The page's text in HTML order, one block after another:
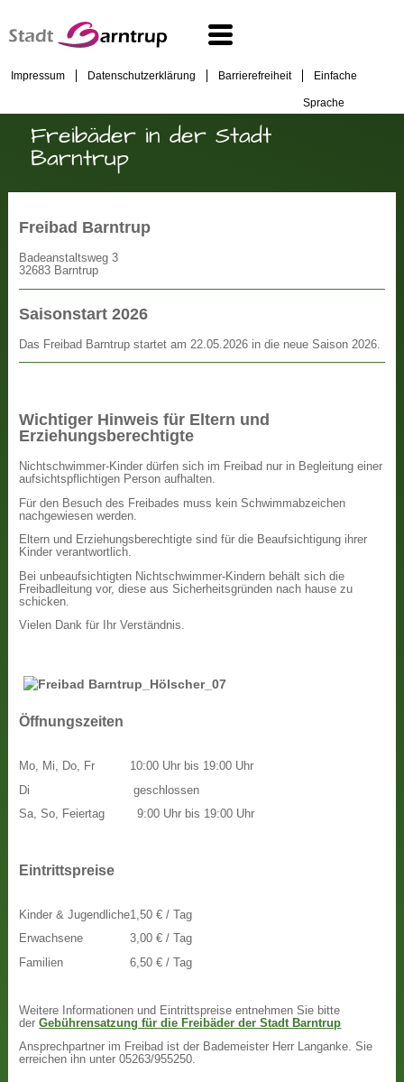
Impressum Datenschutzerklärung Barrierefreiheit Einfache
Sprache
Freibäder in der Stadt
Barntrup
Freibad Barntrup
Badeanstaltsweg 3
32683 Barntrup
Saisonstart 2026
Das Freibad Barntrup startet am 22.05.2026 in die neue Saison 2026.
Wichtiger Hinweis für Eltern und
Erziehungsberechtigte
Nichtschwimmer-Kinder dürfen sich im Freibad nur in Begleitung einer
aufsichtspflichtigen Person aufhalten.
Für den Besuch des Freibades muss kein Schwimmabzeichen
nachgewiesen werden.
Eltern und Erziehungsberechtigte sind für die Beaufsichtigung ihrer
Kinder verantwortlich.
Bei unbeaufsichtigten Nichtschwimmer-Kindern behält sich die
Freibadleitung vor, diese aus Sicherheitsgründen nach hause zu
schicken.
Vielen Dank für Ihr Verständnis.
Öffnungszeiten
Mo, Mi, Do, Fr
Di
Sa, So, Feiertag
10:00 Uhr bis 19:00 Uhr
geschlossen
9:00 Uhr bis 19:00 Uhr
Eintrittspreise
Kinder & Jugendliche
Erwachsene
Familien
1,50 € / Tag
3,00 € / Tag
6,50 € / Tag
Weitere Informationen und Eintrittspreise entnehmen Sie bitte
derGebührensatzung für die Freibäder der Stadt Barntrup
Ansprechpartner im Freibad ist der Bademeister Herr Langanke. Sie
erreichen ihn unter 05263/955250.